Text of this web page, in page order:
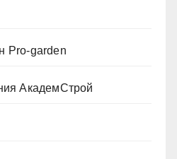
Pro-garden
АкадемСтрой